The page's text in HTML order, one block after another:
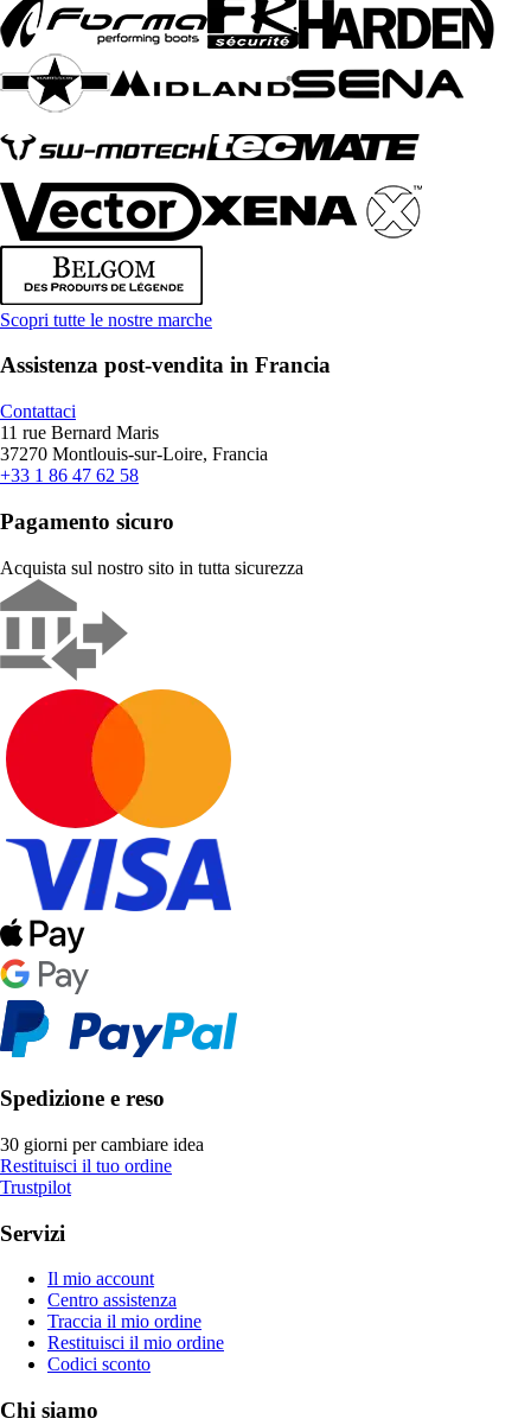
Scopri tutte le nostre marche
Assistenza post-vendita in Francia
Contattaci
11 rue Bernard Maris
37270 Montlouis-sur-Loire, Francia
+33 1 86 47 62 58
Pagamento sicuro
Acquista sul nostro sito in tutta sicurezza
Spedizione e reso
30 giorni per cambiare idea
Restituisci il tuo ordine
Trustpilot
Servizi
Il mio account
Centro assistenza
Traccia il mio ordine
Restituisci il mio ordine
Codici sconto
Chi siamo